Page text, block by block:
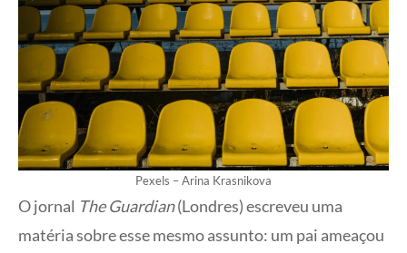
Pexels – Arina Krasnikova
O jornal The Guardian(Londres) escreveu uma
matéria sobre esse mesmo assunto: um pai ameaçou